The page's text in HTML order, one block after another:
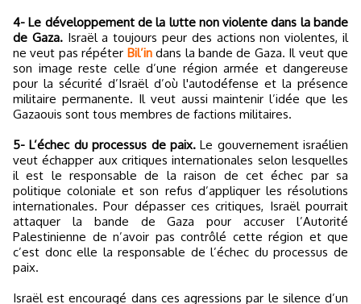
4- Le développement de la lutte non violente dans la bande
de Gaza.Israël a toujours peur des actions non violentes, il
ne veut pas répéter Bil’indans la bande de Gaza. Il veut que
son image reste celle d’une région armée et dangereuse
pour la sécurité d’Israël d’où l'autodéfense et la présence
militaire permanente. Il veut aussi maintenir l’idée que les
Gazaouis sont tous membres de factions militaires.
5- L’échec du processus de paix.Le gouvernement israélien
veut échapper aux critiques internationales selon lesquelles
il est le responsable de la raison de cet échec par sa
politique coloniale et son refus d’appliquer les résolutions
internationales. Pour dépasser ces critiques, Israël pourrait
attaquer la bande de Gaza pour accuser l’Autorité
Palestinienne de n’avoir pas contrôlé cette région et que
c’est donc elle la responsable de l’échec du processus de
paix.
Israël est encouragé dans ces agressions par le silence d’un